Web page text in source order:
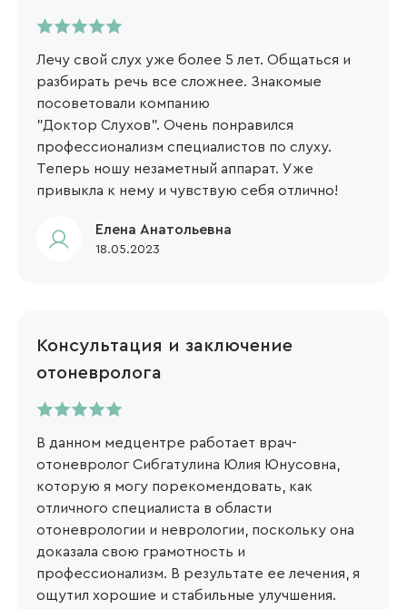
Лечу свой слух уже более 5 лет. Общаться и
разбирать речь все сложнее. Знакомые
посоветовали компанию
"Доктор Слухов". Очень понравился
профессионализм специалистов по слуху.
Теперь ношу незаметный аппарат. Уже
привыкла к нему и чувствую себя отлично!
Елена Анатольевна
18.05.2023
Консультация и заключение
отоневролога
В данном медцентре работает врач-
отоневролог Сибгатулина Юлия Юнусовна,
которую я могу порекомендовать, как
отличного специалиста в области
отоневрологии и неврологии, поскольку она
доказала свою грамотность и
профессионализм. В результате ее лечения, я
ощутил хорошие и стабильные улучшения.